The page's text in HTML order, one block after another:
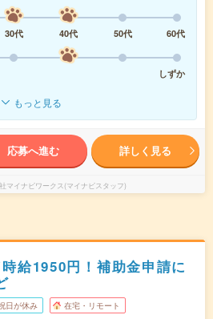
30代 40代 50代
60代
しずか
もっと見る
応募へ進む 詳しく見る
マイナビワークス(マイナビスタッフ)
給1950円！補助金申請に
日が休み 在宅・リモート